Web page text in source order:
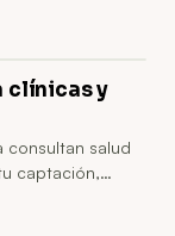
clínicas y
consultan salud
captación,
asistente.